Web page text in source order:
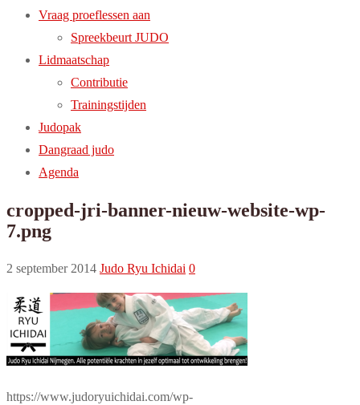
Vraag proeflessen aan
Spreekbeurt JUDO
Lidmaatschap
Contributie
Trainingstijden
Judopak
Dangraad judo
Agenda
cropped-jri-banner-nieuw-website-wp-
7.png
2 september 2014 Judo Ryu Ichidai 0
https://www.judoryuichidai.com/wp-